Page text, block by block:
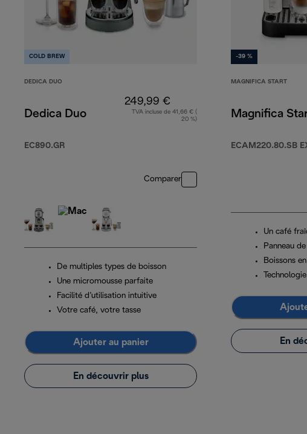
COLD BREW
DEDICA DUO
Dedica Duo
EC890.GR
249,99 €
TVA incluse de 41,66 € (
20 %)
Comparer
De multiples types de boisson
Une micromousse parfaite
Facilité d’utilisation intuitive
Votre café, votre tasse
Ajouter au panier
En découvrir plus
-39 %
MAGNIFICA START
Magnifica
ECAM220.80.SB
Un café
Panneau
Boissons
En